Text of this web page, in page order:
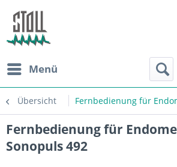
Menü
Übersicht Fernbedienung für
Fernbedienung für
Sonopuls 492